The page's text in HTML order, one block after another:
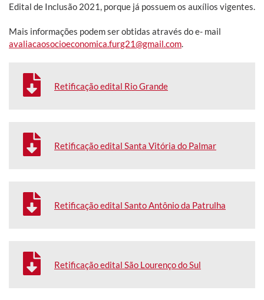
Edital de Inclusão 2021, porque já possuem os auxílios vigentes.
Mais informações podem ser obtidas através do e- mail
avaliacaosocioeconomica.furg21@gmail.com
Retificação edital Rio Grande
Retificação edital Santa Vitória do Palmar
Retificação edital Santo Antônio da Patrulha
Retificação edital São Lourenço do Sul